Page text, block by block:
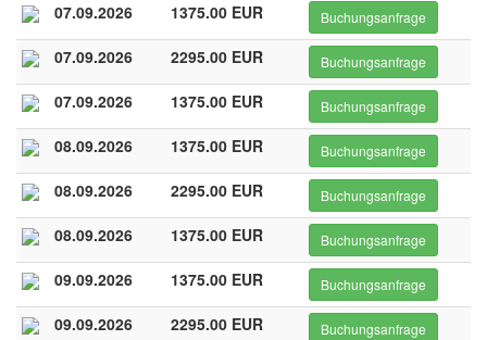
07.09.2026 1375.00 EUR Buchungsanfrage
07.09.2026 2295.00 EUR Buchungsanfrage
07.09.2026 1375.00 EUR Buchungsanfrage
08.09.2026 1375.00 EUR Buchungsanfrage
08.09.2026 2295.00 EUR Buchungsanfrage
08.09.2026 1375.00 EUR Buchungsanfrage
09.09.2026 1375.00 EUR Buchungsanfrage
09.09.2026 2295.00 EUR Buchungsanfrage